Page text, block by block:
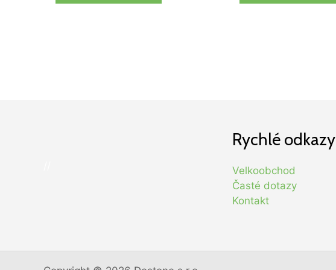
Rychlé odkazy
Velkoobchod
Časté dotazy
Kontakt